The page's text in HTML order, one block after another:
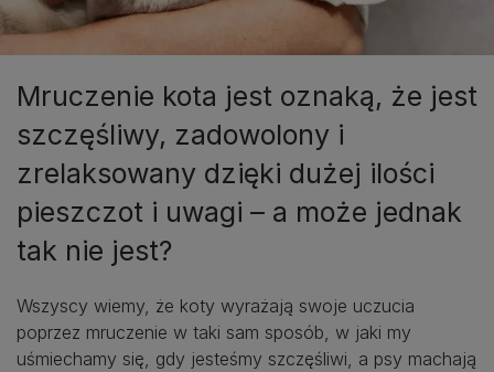
Mruczenie kota jest oznaką, że jest
szczęśliwy, zadowolony i
zrelaksowany dzięki dużej ilości
pieszczot i uwagi – a może jednak
tak nie jest?
Wszyscy wiemy, że koty wyrażają swoje uczucia
poprzez mruczenie w taki sam sposób, w jaki my
uśmiechamy się, gdy jesteśmy szczęśliwi, a psy machają